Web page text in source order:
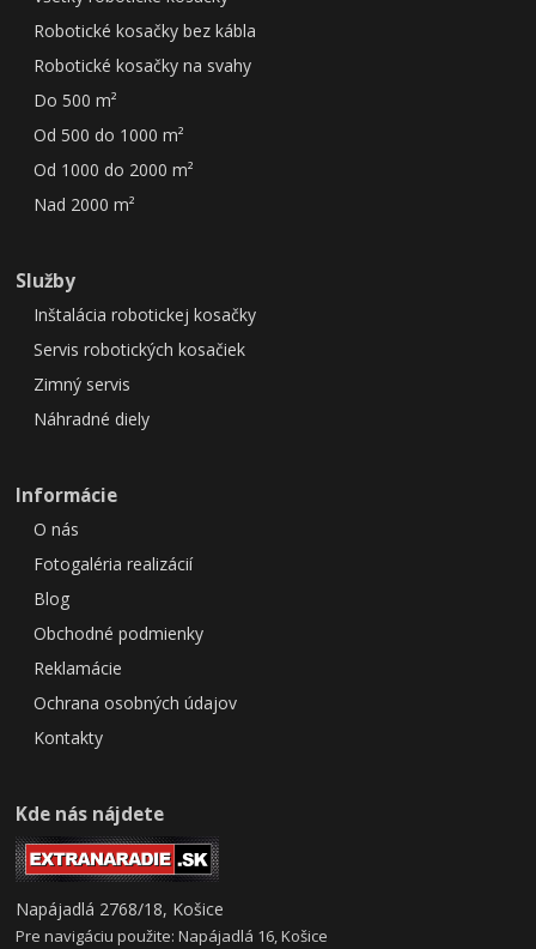
Robotické kosačky bez kábla
Robotické kosačky na svahy
Do 500 m²
Od 500 do 1000 m²
Od 1000 do 2000 m²
Nad 2000 m²
Služby
Inštalácia robotickej kosačky
Servis robotických kosačiek
Zimný servis
Náhradné diely
Informácie
O nás
Fotogaléria realizácií
Blog
Obchodné podmienky
Reklamácie
Ochrana osobných údajov
Kontakty
Kde nás nájdete
Napájadlá 2768/18, Košice
Pre navigáciu použite: Napájadlá 16, Košice